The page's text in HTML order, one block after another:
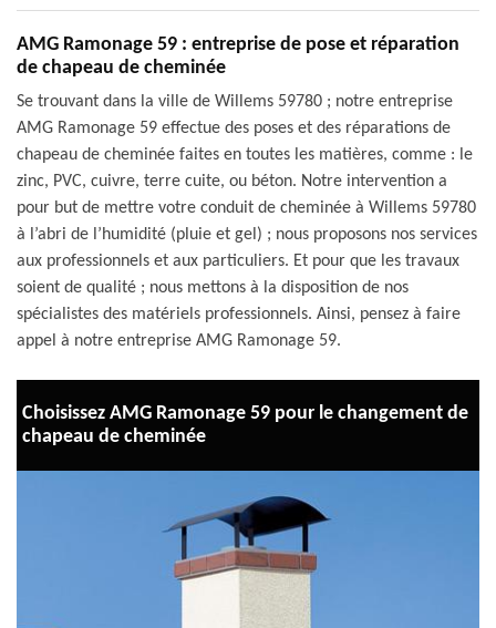
AMG Ramonage 59 : entreprise de pose et réparation
de chapeau de cheminée
Se trouvant dans la ville de Willems 59780 ; notre entreprise
AMG Ramonage 59 effectue des poses et des réparations de
chapeau de cheminée faites en toutes les matières, comme : le
zinc, PVC, cuivre, terre cuite, ou béton. Notre intervention a
pour but de mettre votre conduit de cheminée à Willems 59780
à l’abri de l’humidité (pluie et gel) ; nous proposons nos services
aux professionnels et aux particuliers. Et pour que les travaux
soient de qualité ; nous mettons à la disposition de nos
spécialistes des matériels professionnels. Ainsi, pensez à faire
appel à notre entreprise AMG Ramonage 59.
Choisissez AMG Ramonage 59 pour le changement de
chapeau de cheminée